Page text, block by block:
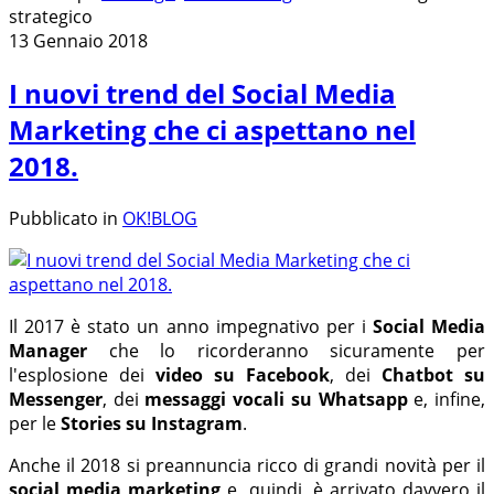
strategico
13 Gennaio 2018
I nuovi trend del Social Media
Marketing che ci aspettano nel
2018.
Pubblicato in OK!BLOG
Il 2017 è stato un anno impegnativo per i Social Media
Manager che lo ricorderanno sicuramente per
l'esplosione dei video su Facebook, dei Chatbot su
Messenger, dei messaggi vocali su Whatsappe, infine,
per leStories su Instagram.
Anche il 2018 si preannuncia ricco di grandi novità per il